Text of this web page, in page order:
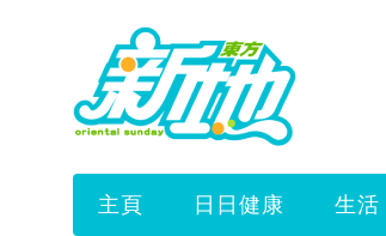
主頁 日日健康 生活